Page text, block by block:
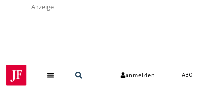
Anzeige
anmelden ABO